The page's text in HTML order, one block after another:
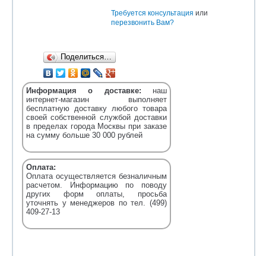
Поделиться…
Требуется консультация или
перезвонить Вам?
Информация о доставке: наш
интернет-магазин выполняет
бесплатную доставку любого товара
своей собственной службой доставки
в пределах города Москвы при заказе
на сумму больше 30 000 рублей
Оплата:
Оплата осуществляется безналичным
расчетом. Информацию по поводу
других форм оплаты, просьба
уточнять у менеджеров по тел. (499)
409-27-13